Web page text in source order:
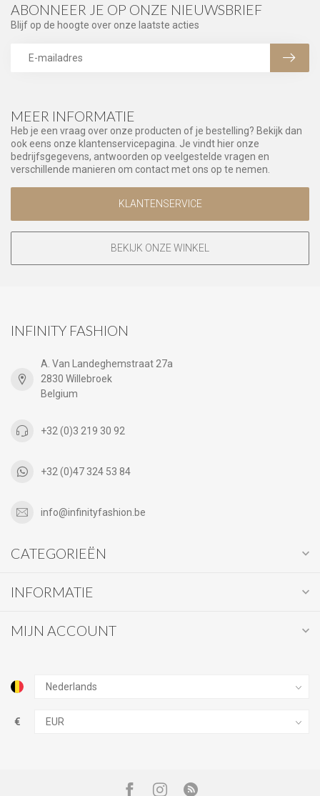
MEER INFORMATIE
Heb je een vraag over onze producten of je bestelling? Bekijk dan
ook eens onze klantenservicepagina. Je vindt hier onze
bedrijfsgegevens, antwoorden op veelgestelde vragen en
verschillende manieren om contact met ons op te nemen.
KLANTENSERVICE
BEKIJK ONZE WINKEL
ABONNEER JE OP ONZE NIEUWSBRIEF
Blijf op de hoogte over onze laatste acties
INFINITY FASHION
A. Van Landeghemstraat 27a
2830 Willebroek
Belgium
+32 (0)3 219 30 92
+32 (0)47 324 53 84
info@infinityfashion.be
CATEGORIEËN
INFORMATIE
MIJN ACCOUNT
€